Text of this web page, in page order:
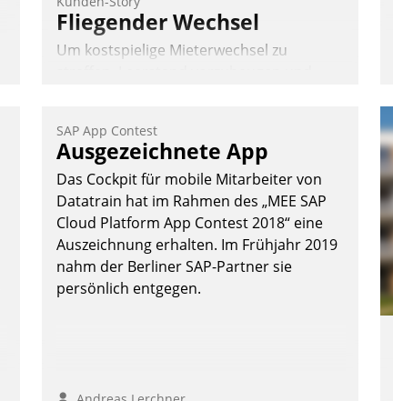
Fliegender Wechsel
Um kostspielige Mieterwechsel zu
seit Jahresbeginn eine Überblick, Einsicht
und Eingriff bietende Lösung. Zur
Entwicklung setzte man auf
Cloudtechnologie, bewährte und Startup-
Partner sowie erstmals agile
Projektmethoden.
Nadja Hußmann
SAP App Contest
Ausgezeichnete App
Das Cockpit für mobile Mitarbeiter von
Datatrain hat im Rahmen des „MEE SAP
Cloud Platform App Contest 2018“ eine
Auszeichnung erhalten. Im Frühjahr 2019
nahm der Berliner SAP-Partner sie
persönlich entgegen.